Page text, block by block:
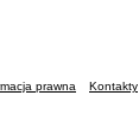
prawna Kontakty